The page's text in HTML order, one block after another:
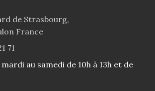
de Strasbourg,
France
71
au samedi de 10h à 13h et de